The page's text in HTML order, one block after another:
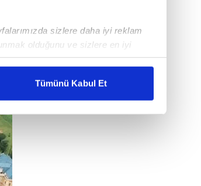
sizlere daha iyi reklam
olduğunu ve sizlere en iyi
maliyetlerimizi karşılamak
reklamlar gösterilmeyecektir."
ait çerezler kullanılmaktadır. Bu
hizmetlerinin sunulması
ve sizlere yönelik
kullanılacaktır.
Tümünü Kabul Et